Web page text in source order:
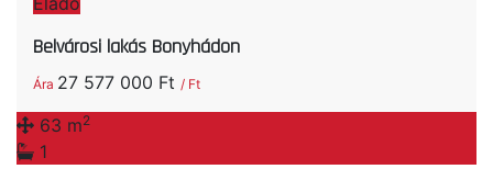
Belvárosi lakás Bonyhádon
Ára 27 577 000 Ft / Ft
63 m2
1